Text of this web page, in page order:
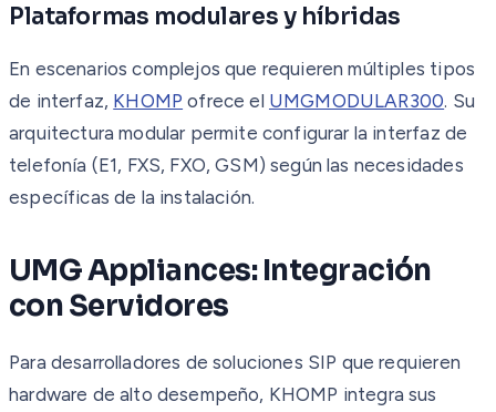
Plataformas modulares y híbridas
En escenarios complejos que requieren múltiples tipos
de interfaz, KHOMP ofrece el UMGMODULAR300. Su
arquitectura modular permite configurar la interfaz de
telefonía (E1, FXS, FXO, GSM) según las necesidades
específicas de la instalación.
UMG Appliances: Integración
con Servidores
Para desarrolladores de soluciones SIP que requieren
hardware de alto desempeño, KHOMP integra sus